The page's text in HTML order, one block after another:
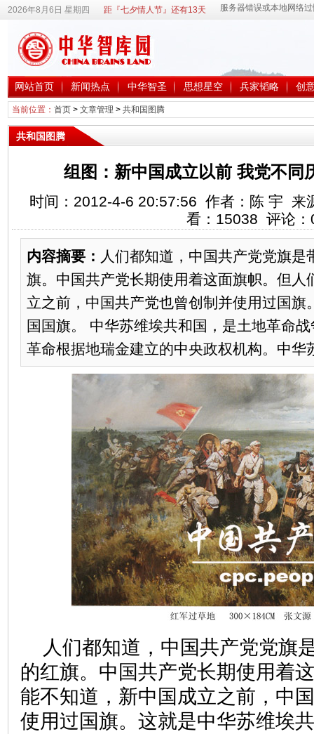
2026年8月6日 星期四 距『七夕情人节』还有13天
网站首页 新闻热点 中华智圣 思想星空 兵家韬略 创
当前位置： 首页> 文章管理 > 共和国图腾
共和国图腾
组图：新中国成立以前 我党不同
时间：2012-4-6 20:57:56 作者：陈 宇 来
看： 15038 评论：
内容摘要： 人们都知道，中国共产党党旗是
旗。中国共产党长期使用着这面旗帜。但人
立之前，中国共产党也曾创制并使用过国旗
国国旗。 中华苏维埃共和国，是土地革命
革命根据地瑞金建立的中央政权机构。中华
人们都知道，中国共产党党旗
的红旗。中国共产党长期使用着
能不知道，新中国成立之前，中
使用过国旗。这就是中华苏维埃